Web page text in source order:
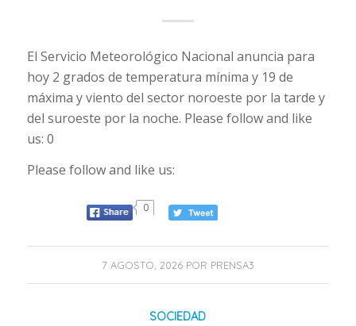
El Servicio Meteorológico Nacional anuncia para
hoy 2 grados de temperatura mínima y 19 de
máxima y viento del sector noroeste por la tarde y
del suroeste por la noche. Please follow and like
us: 0
Please follow and like us:
0
7 AGOSTO, 2026 POR PRENSA3
SOCIEDAD